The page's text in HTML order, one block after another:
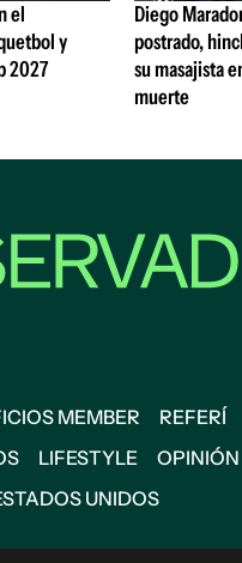
el
y
2027
Diego
postrado,
su masajista
muerte
MEMBER REFERÍ
LIFESTYLE OPINIÓN
UNIDOS